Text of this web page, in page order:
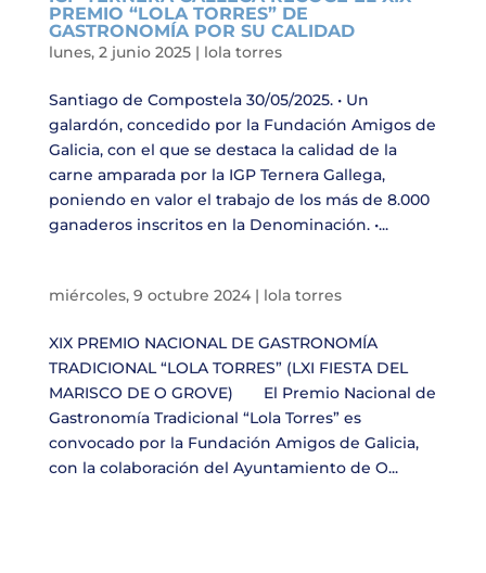
PREMIO “LOLA TORRES” DE
GASTRONOMÍA POR SU CALIDAD
lunes, 2 junio 2025| lola torres
Santiago de Compostela 30/05/2025. • Un
galardón, concedido por la Fundación Amigos de
Galicia, con el que se destaca la calidad de la
carne amparada por la IGP Ternera Gallega,
poniendo en valor el trabajo de los más de 8.000
ganaderos inscritos en la Denominación. •...
miércoles, 9 octubre 2024| lola torres
XIX PREMIO NACIONAL DE GASTRONOMÍA
TRADICIONAL “LOLA TORRES” (LXI FIESTA DEL
MARISCO DE O GROVE) El Premio Nacional de
Gastronomía Tradicional “Lola Torres” es
convocado por la Fundación Amigos de Galicia,
con la colaboración del Ayuntamiento de O...